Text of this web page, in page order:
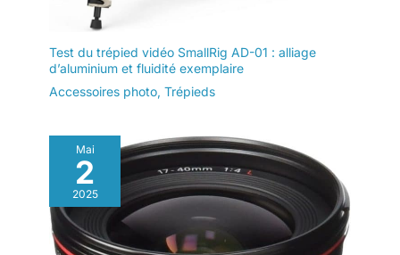
Test du trépied vidéo SmallRig AD-01 : alliage
d’aluminium et fluidité exemplaire
Accessoires photo, Trépieds
Mai
2
2025